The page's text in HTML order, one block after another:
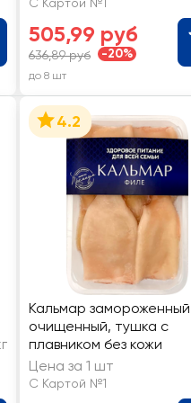
505,99 руб
636,89 руб -20%
до 8 шт
4.2
Кальмар замороженный
очищенный, тушка с
плавником без кожи
Цена за 1 шт
С Картой №1